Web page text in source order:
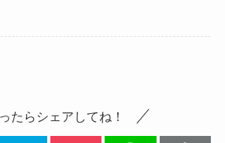
たらシェアしてね！
カーブ
違いを
つばめのパンナイフの臭い
は大丈夫？原因と対策、使